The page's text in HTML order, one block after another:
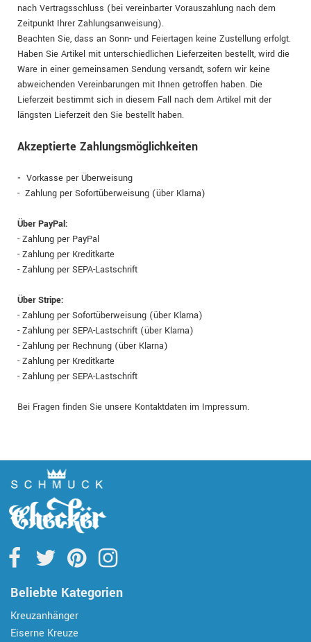
nach Vertragsschluss (bei vereinbarter Vorauszahlung nach dem
Zeitpunkt Ihrer Zahlungsanweisung).
Beachten Sie, dass an Sonn- und Feiertagen keine Zustellung erfolgt.
Haben Sie Artikel mit unterschiedlichen Lieferzeiten bestellt, wird die
Ware in einer gemeinsamen Sendung versandt, sofern wir keine
abweichenden Vereinbarungen mit Ihnen getroffen haben. Die
Lieferzeit bestimmt sich in diesem Fall nach dem Artikel mit der
längsten Lieferzeit den Sie bestellt haben.
Akzeptierte Zahlungsmöglichkeiten
- Vorkasse per Überweisung
- Zahlung per Sofortüberweisung (über Klarna)
Über PayPal:
- Zahlung per PayPal
- Zahlung per Kreditkarte
- Zahlung per SEPA-Lastschrift
Über Stripe:
- Zahlung per Sofortüberweisung (über Klarna)
- Zahlung per SEPA-Lastschrift (über Klarna)
- Zahlung per Rechnung (über Klarna)
- Zahlung per Kreditkarte
- Zahlung per SEPA-Lastschrift
Bei Fragen finden Sie unsere Kontaktdaten im Impressum.
Beliebte Kategorien
Kreuzanhänger
Eiserne Kreuze